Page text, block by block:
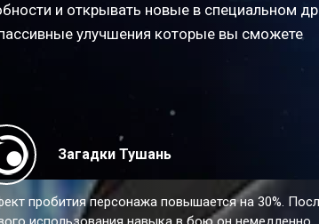
и открывать новые в специальном
улучшения которые вы сможете
Загадки Тушань
пробития персонажа повышается на 30%.